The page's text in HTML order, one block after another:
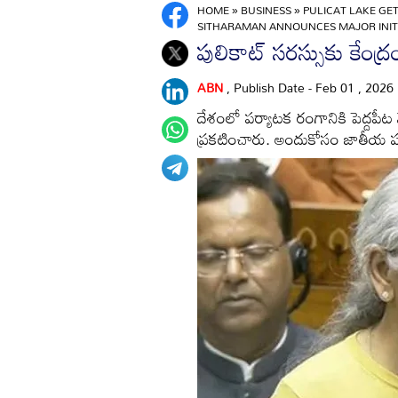
HOME»BUSINESS»PULICAT LAKE
SITHARAMAN ANNOUNCES MAJOR
పులికాట్ సరస్సుకు
ABN, Publish Date - Feb 01 ,
దేశంలో పర్యాటక రంగానికి
ప్రకటించారు. అందుకోసం జాతీయ